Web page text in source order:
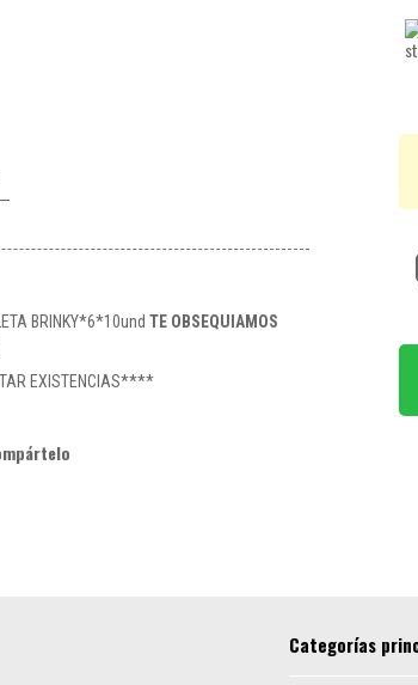
BRINKY*6*10und TE OBSEQUIAMOS
EXISTENCIAS****
Categorías